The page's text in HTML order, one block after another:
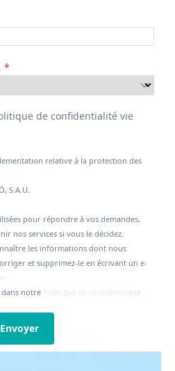
de confidentialité vie
relative à la protection des
S.A.U.
pour répondre à vos demandes,
nos services si vous le décidez.
les informations dont nous
et supprimez-le en écrivant un e-
notre Politique de confidentialité.
Envoyer